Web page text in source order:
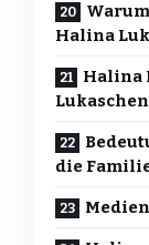
Halina
Halina
die